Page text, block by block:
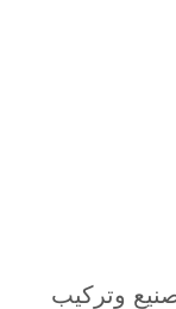
وتركيب